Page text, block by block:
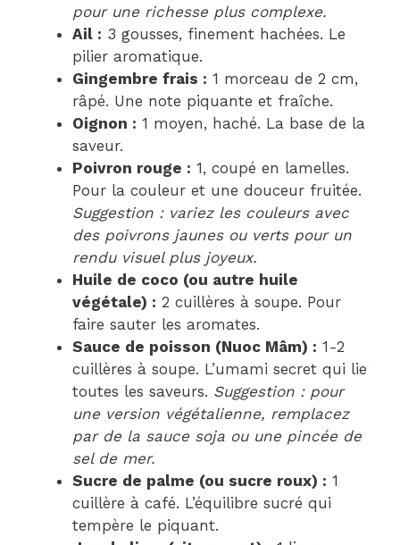
pour une richesse plus complexe.
Ail : 3 gousses, finement hachées. Le
pilier aromatique.
Gingembre frais : 1 morceau de 2 cm,
râpé. Une note piquante et fraîche.
Oignon : 1 moyen, haché. La base de la
saveur.
Poivron rouge : 1, coupé en lamelles.
Pour la couleur et une douceur fruitée.
Suggestion : variez les couleurs avec
des poivrons jaunes ou verts pour un
rendu visuel plus joyeux.
Huile de coco (ou autre huile
végétale) : 2 cuillères à soupe. Pour
faire sauter les aromates.
Sauce de poisson (Nuoc Mâm) : 1-2
cuillères à soupe. L’umami secret qui lie
toutes les saveurs. Suggestion : pour
une version végétalienne, remplacez
par de la sauce soja ou une pincée de
sel de mer.
Sucre de palme (ou sucre roux) : 1
cuillère à café. L’équilibre sucré qui
tempère le piquant.